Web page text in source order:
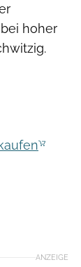
hoher
ANZEIGE